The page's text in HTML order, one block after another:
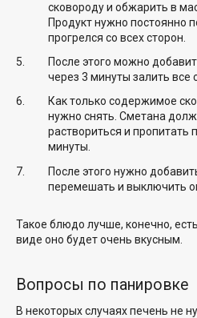
сковороду и обжарить в
Продукт нужно постоянно
прогрелся со всех сторон.
После этого можно
через 3 минуты залить все
Как только содержимое
нужно снять. Сметана
раствориться и пропитать
минуты.
После этого нужно
перемешать и выключить
Такое блюдо лучше, конечно,
виде оно будет очень вкусным.
Вопросы по панировке
В некоторых случаях печень не